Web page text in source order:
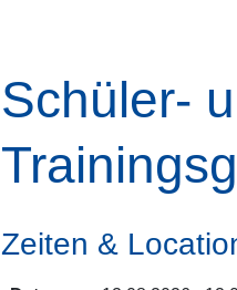
Schüler-
Zeiten &